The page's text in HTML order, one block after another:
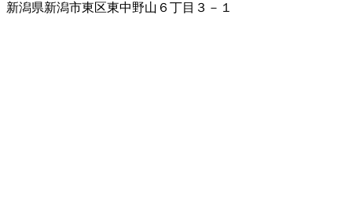
新潟県新潟市東区東中野山６丁目３－１